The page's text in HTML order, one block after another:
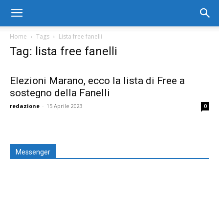
Home Tags Lista free fanelli
Tag: lista free fanelli
Elezioni Marano, ecco la lista di Free a
sostegno della Fanelli
redazione - 15 Aprile 2023 0
Messenger